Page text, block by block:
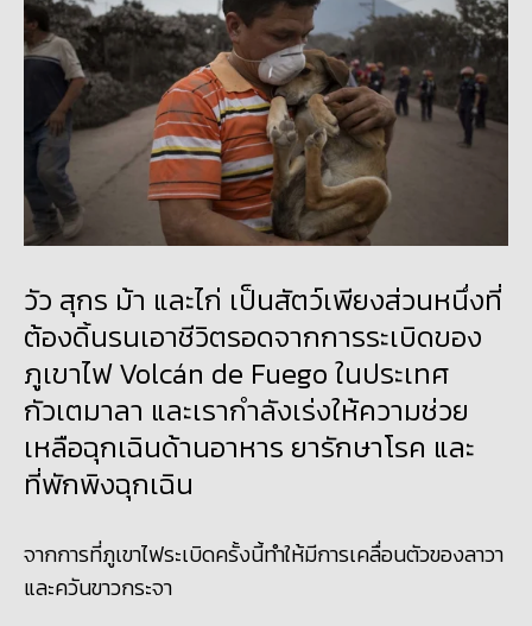
วัว สุกร ม้า และไก่ เป็นสัตว์เพียงส่วนหนึ่งที่
ต้องดิ้นรนเอาชีวิตรอดจากการระเบิดของ
ภูเขาไฟ Volcán de Fuego ในประเทศ
กัวเตมาลา และเรากำลังเร่งให้ความช่วย
เหลือฉุกเฉินด้านอาหาร ยารักษาโรค และ
ที่พักพิงฉุกเฉิน
จากการที่ภูเขาไฟระเบิดครั้งนี้ทำให้มีการเคลื่อนตัวของลาวา
และควันขาวกระจา